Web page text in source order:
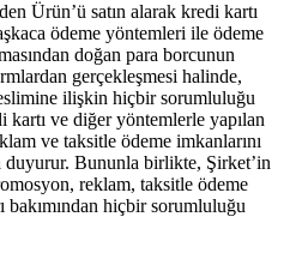
Ürün’ü satın alarak kredi kartı
ödeme yöntemleri ile ödeme
doğan para borcunun
gerçekleşmesi halinde,
ilişkin hiçbir sorumluluğu
kartı ve diğer yöntemlerle yapılan
ve taksitle ödeme imkanlarını
duyurur. Bununla birlikte, Şirket’in
reklam, taksitle ödeme
bakımından hiçbir sorumluluğu